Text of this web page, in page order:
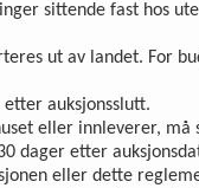
sittende fast hos
ut av landet. For
auksjonsslutt.
eller innleverer,
dager etter
eller dette